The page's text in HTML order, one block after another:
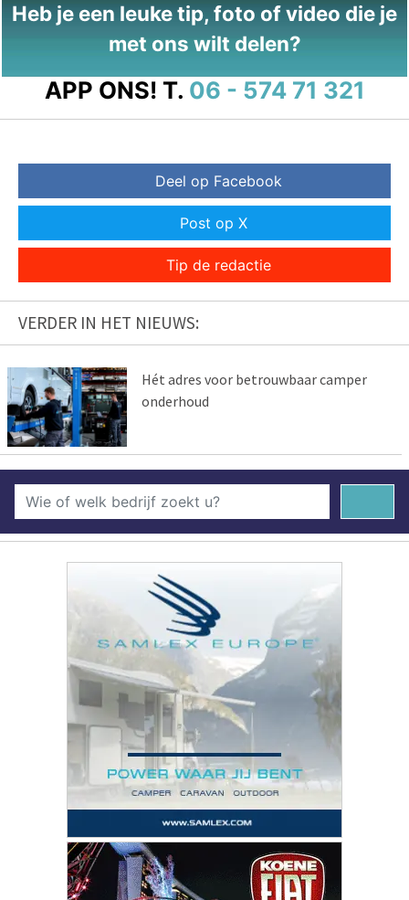
Heb je een leuke tip, foto of video die je
met ons wilt delen?
APP ONS! T. 06 - 574 71 321
Deel op Facebook
Post op X
Tip de redactie
VERDER IN HET NIEUWS:
Hét adres voor betrouwbaar camper
onderhoud